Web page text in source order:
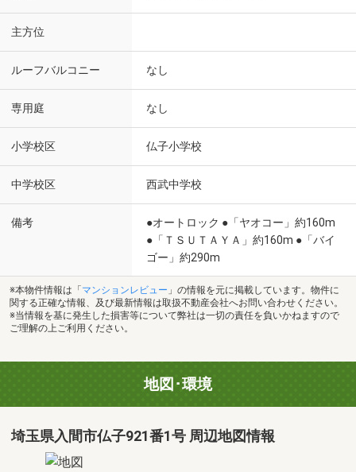
主方位
ルーフバルコニー なし
専用庭 なし
小学校区 仏子小学校
中学校区 西武中学校
備考
●オートロック ●「ヤオコー」約160m
●「ＴＳＵＴＡＹＡ」約160m ●「バイ
ゴー」約290m
※本物件情報は「 マンションレビュー 」の情報を元に掲載しています。物件に
関する正確な情報、及び最新情報は取扱不動産会社へお問い合わせください。
※当情報を基に発生した損害等について弊社は一切の責任を負いかねますので
ご理解の上ご利用ください。
地図･環境
埼玉県入間市仏子921番1号 周辺地図情報